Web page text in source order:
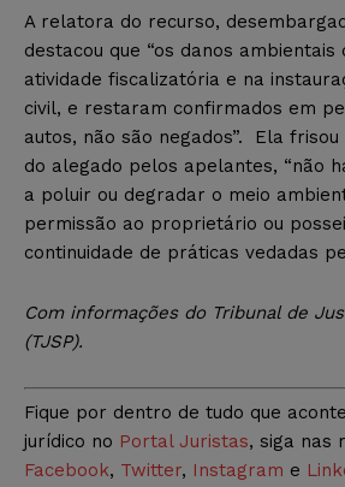
A relatora do recurso,
destacou que “os danos
atividade fiscalizatória e na
civil, e restaram confirmados em
autos, não são negados”. Ela
do alegado pelos apelantes, “não
a poluir ou degradar o meio
permissão ao proprietário ou
continuidade de práticas vedadas
Com informações do Tribunal de
(TJSP).
Fique por dentro de tudo que
jurídico no Portal Juristas, siga nas
Facebook, Twitter, Instagram e